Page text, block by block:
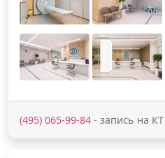
(495) 065-99-84 - запись на КТ